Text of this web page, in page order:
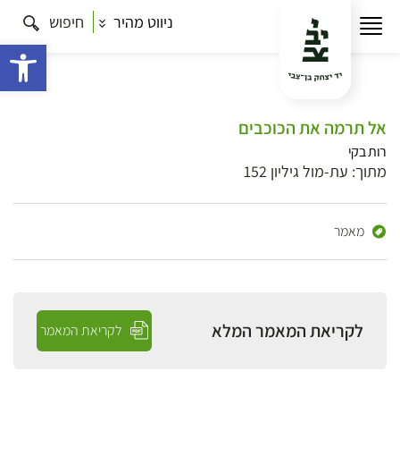
ניווט מהיר חיפוש
אל תרמה את הכוכבים
רות בקי
מתוך: עת-מול גיליון 152
מאמר
לקריאת המאמר המלא לקריאת המאמר